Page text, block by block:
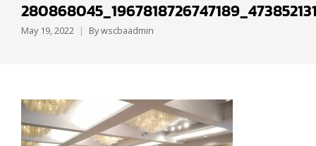
May 19, 2022 Bywscbaadmin